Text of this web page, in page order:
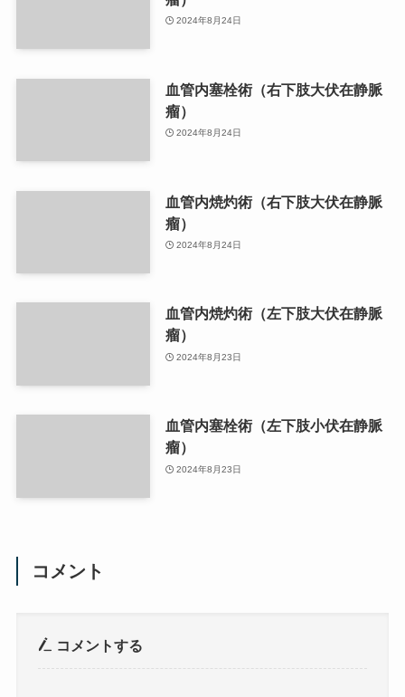
2024年8月24日
血管内塞栓術（右下肢大伏在静脈
瘤）
2024年8月24日
血管内焼灼術（右下肢大伏在静脈
瘤）
2024年8月24日
血管内焼灼術（左下肢大伏在静脈
瘤）
2024年8月23日
血管内塞栓術（左下肢小伏在静脈
瘤）
2024年8月23日
コメント
コメントする